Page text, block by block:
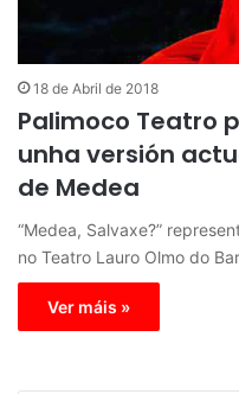
18 de Abril de 2018
Palimoco Teatro
unha versión
de Medea
“Medea, Salvaxe?”
no Teatro Lauro Olmo do
Ver máis »